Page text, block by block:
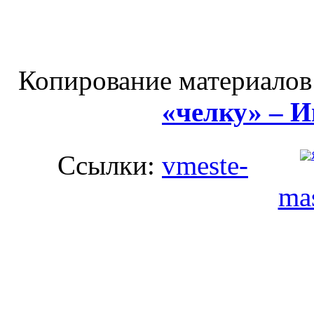
Копирование
«челку» –
Ссылки: vmeste-